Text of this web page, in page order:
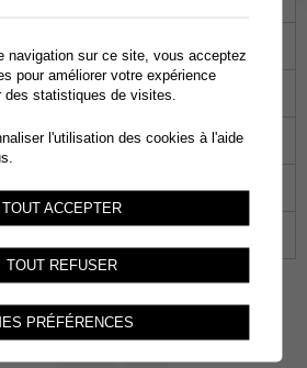
31 01
07 08
14 15 16
21 22 23
navigation sur ce site, vous acceptez
pour améliorer votre expérience
statistiques de visites.
l'utilisation des cookies à l'aide
TOUT ACCEPTER
TOUT REFUSER
PRÉFÉRENCES